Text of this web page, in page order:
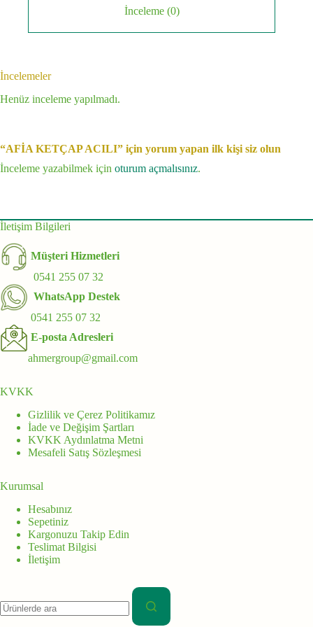
İnceleme (0)
İncelemeler
Henüz inceleme yapılmadı.
“AFİA KETÇAP ACILI” için yorum yapan ilk kişi siz olun
İnceleme yazabilmek için oturum açmalısınız.
İletişim Bilgileri
Müşteri Hizmetleri
0541 255 07 32
WhatsApp Destek
0541 255 07 32
E-posta Adresleri
ahmergroup@gmail.com
KVKK
Gizlilik ve Çerez Politikamız
İade ve Değişim Şartları
KVKK Aydınlatma Metni
Mesafeli Satış Sözleşmesi
Kurumsal
Hesabınız
Sepetiniz
Kargonuzu Takip Edin
Teslimat Bilgisi
İletişim